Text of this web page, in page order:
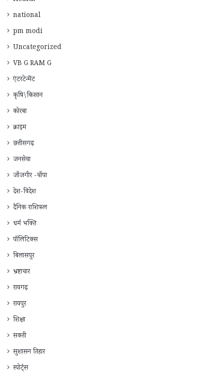
national
pm modi
Uncategorized
VB G RAM G
एंटरटेन्मेंट
कृषि\किसान
कोरबा
क्राइम
छत्तीसगढ़
जनसेवा
जाँजगीर -चाँपा
देश-विदेश
दैनिक राशिफ़ल
धर्म भक्ति
पॉलिटिक्स
बिलासपुर
भ्रष्टाचार
रायगढ़
रायपुर
शिक्षा
सक्ती
सुशासन तिहार
स्पोर्ट्स